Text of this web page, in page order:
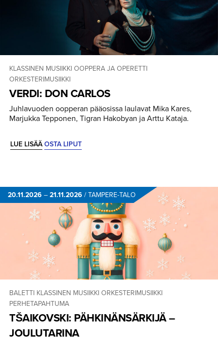
KLASSINEN MUSIIKKIOOPPERA JA OPERETTI
ORKESTERIMUSIIKKI
VERDI: DON CARLOS
Juhlavuoden oopperan pääosissa laulavat Mika Kares,
Marjukka Tepponen, Tigran Hakobyan ja Arttu Kataja.
LUE LISÄÄ OSTA LIPUT
20.11.2026 – 21.11.2026 /TAMPERE-TALO
BALETTI KLASSINEN MUSIIKKIORKESTERIMUSIIKKI
PERHETAPAHTUMA
TŠAIKOVSKI: PÄHKINÄN­SÄRKIJÄ –
JOULUTARINA